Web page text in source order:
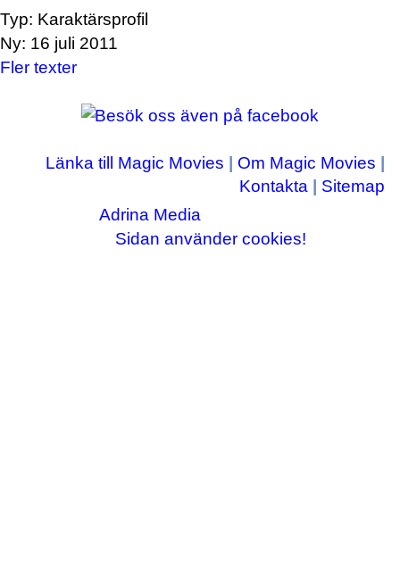
Typ: Karaktärsprofil
Ny: 16 juli 2011
Fler texter
Länka till Magic Movies Om Magic Movies
Kontakta
Sitemap
Copyright © 2003-2026Adrina Media
Sidan använder cookies!